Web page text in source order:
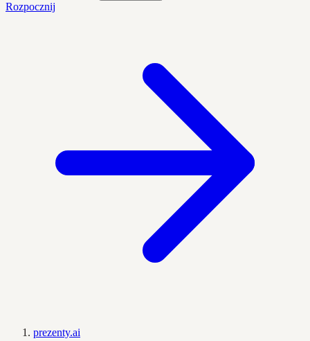
Rozpocznij
prezenty.ai